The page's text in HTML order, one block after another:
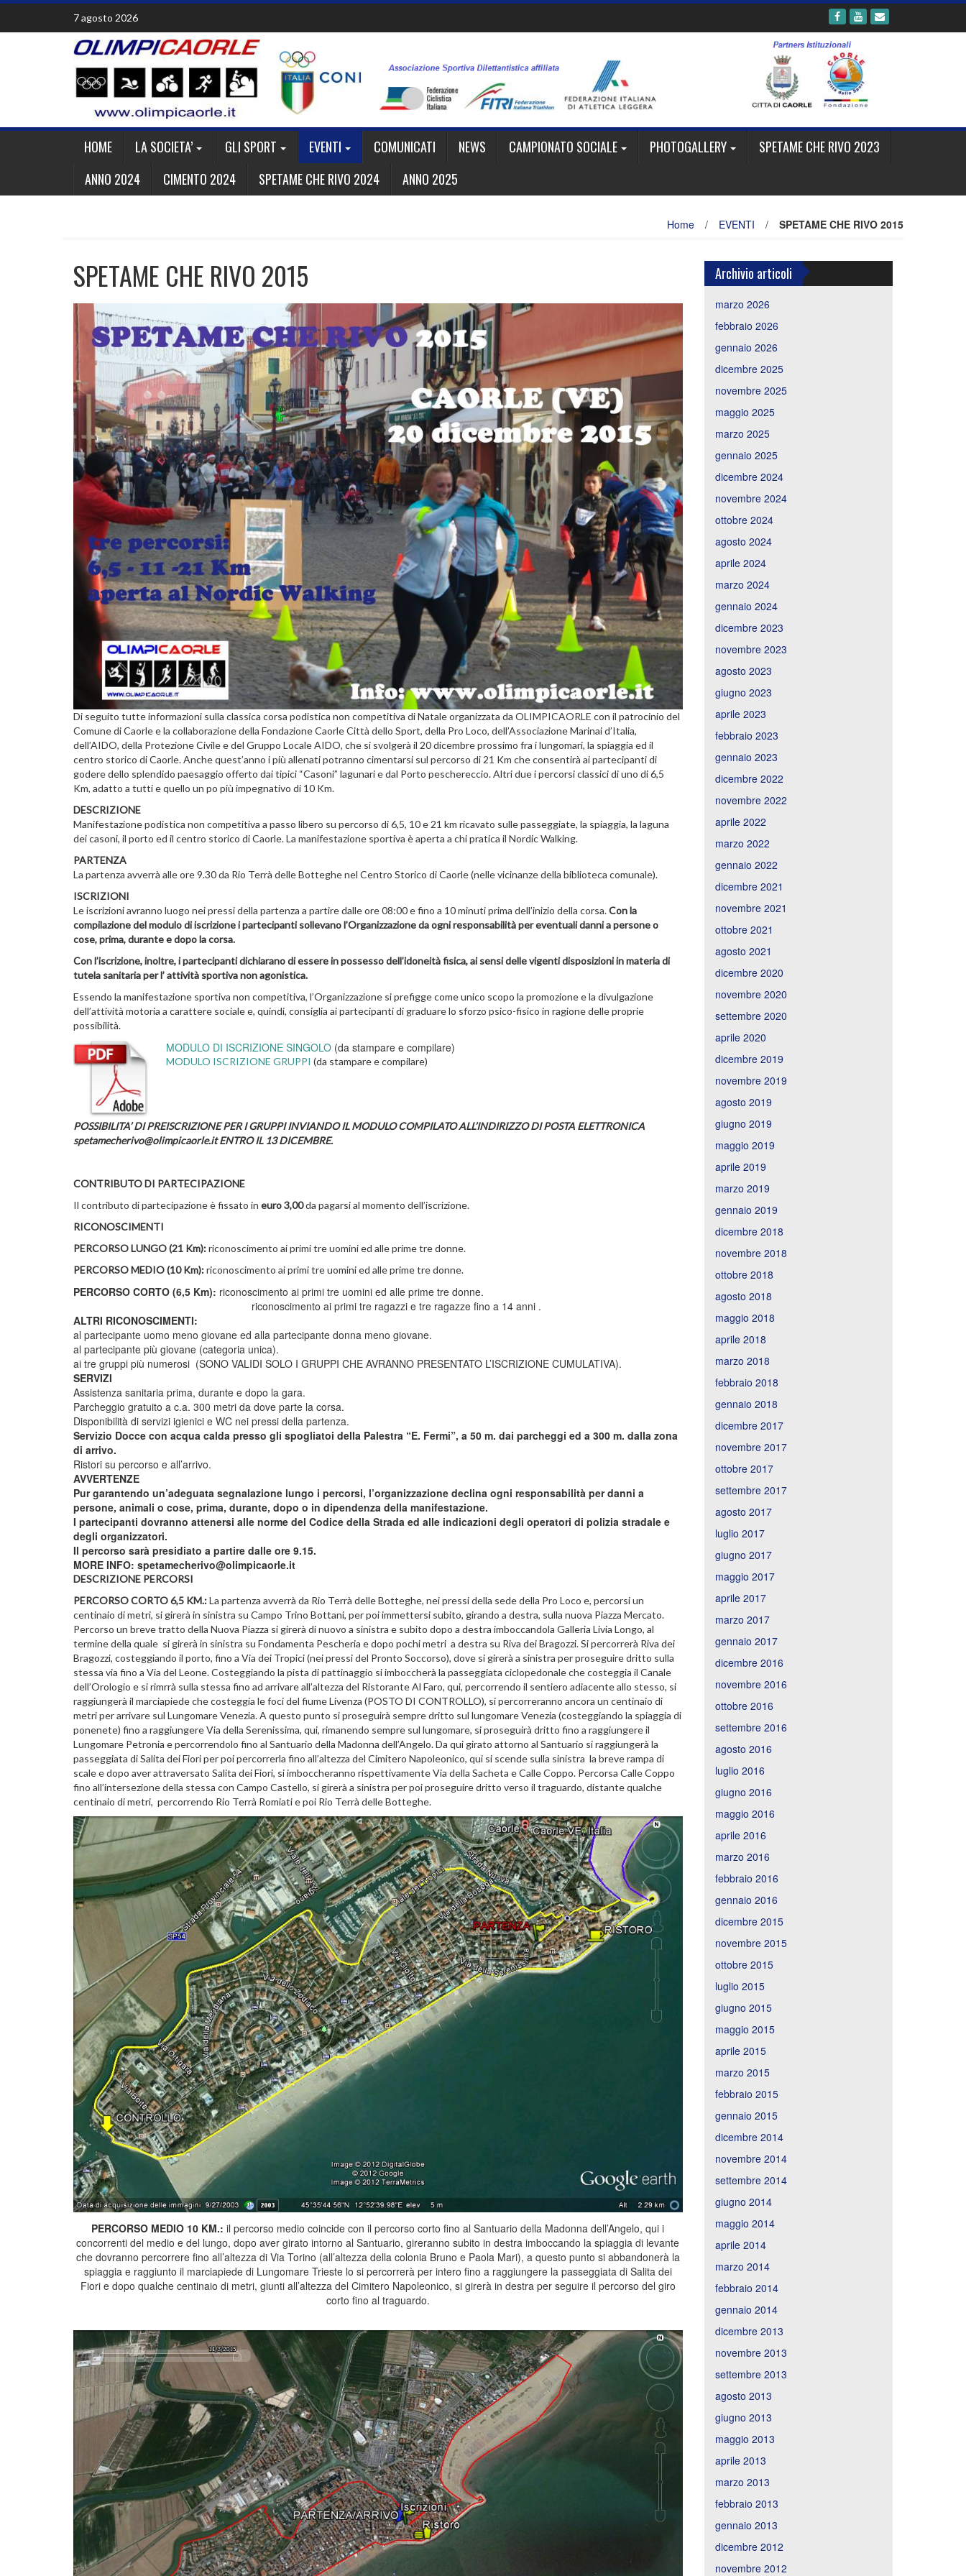
Skip
content
7 agosto 2026
HOME LA SOCIETA’ GLI SPORT EVENTI COMUNICATI NEWS CAMPIONATO SOCIALE PHOTOGALLERY
SPETAME CHE RIVO 2023
ANNO 2024
CIMENTO 2024 SPETAME CHE RIVO 2024 ANNO 2025
Home / EVENTI / SPETAME CHE RIVO 2015
SPETAME CHE RIVO 2015
Di seguito tutte informazioni sulla classica corsa podistica non competitiva di Natale organizzata da OLIMPICAORLE con il patrocinio del
Comune di Caorle e la collaborazione della Fondazione Caorle Città dello Sport, della Pro Loco, dell’Associazione Marinai d’Italia,
dell’AIDO, della Protezione Civile e del Gruppo Locale AIDO, che si svolgerà il 20 dicembre prossimo fra i lungomari, la spiaggia ed il
centro storico di Caorle. Anche quest’anno i più allenati potranno cimentarsi sul percorso di 21 Km che consentirà ai partecipanti di
godere dello splendido paesaggio offerto dai tipici “Casoni” lagunari e dal Porto peschereccio. Altri due i percorsi classici di uno di 6,5
Km, adatto a tutti e quello un po più impegnativo di 10 Km.
DESCRIZIONE
Manifestazione podistica non competitiva a passo libero su percorso di 6,5, 10 e 21 km ricavato sulle passeggiate, la spiaggia, la laguna
dei casoni, il porto ed il centro storico di Caorle. La manifestazione sportiva è aperta a chi pratica il Nordic Walking.
PARTENZA
La partenza avverrà alle ore 9.30 da Rio Terrà delle Botteghe nel Centro Storico di Caorle (nelle vicinanze della biblioteca comunale).
ISCRIZIONI
Le iscrizioni avranno luogo nei pressi della partenza a partire dalle ore 08:00 e fino a 10 minuti prima dell’inizio della corsa.Con la
compilazione del modulo di iscrizione i partecipanti sollevano l’Organizzazione da ogni responsabilità per eventuali danni a persone o
cose, prima, durante e dopo la corsa.
Con l’iscrizione, inoltre, i partecipanti dichiarano di essere in possesso dell’idoneità fisica, ai sensi delle vigenti disposizioni in materia di
tutela sanitaria per l’ attività sportiva non agonistica.
Essendo la manifestazione sportiva non competitiva, l’Organizzazione si prefigge come unico scopo la promozione e la divulgazione
dell’attività motoria a carattere sociale e, quindi, consiglia ai partecipanti di graduare lo sforzo psico-fisico in ragione delle proprie
possibilità.
MODULO DI ISCRIZIONE SINGOLO (da stampare e compilare)
MODULO ISCRIZIONE GRUPPI (da stampare e compilare)
POSSIBILITA’ DI PREISCRIZIONE PER I GRUPPI INVIANDO IL MODULO COMPILATO ALL’INDIRIZZO DI POSTA ELETTRONICA
spetamecherivo@olimpicaorle.it ENTRO IL 13 DICEMBRE.
CONTRIBUTO DI PARTECIPAZIONE
Il contributo di partecipazione è fissato in euro 3,00da pagarsi al momento dell’iscrizione.
RICONOSCIMENTI
PERCORSO LUNGO (21 Km):riconoscimento ai primi tre uomini ed alle prime tre donne.
PERCORSO MEDIO (10 Km):riconoscimento ai primi tre uomini ed alle prime tre donne.
PERCORSO CORTO (6,5 Km): riconoscimento ai primi tre uomini ed alle prime tre donne.
riconoscimento ai primi tre ragazzi e tre ragazze fino a 14 anni .
ALTRI RICONOSCIMENTI:
al partecipante uomo meno giovane ed alla partecipante donna meno giovane.
al partecipante più giovane (categoria unica).
ai tre gruppi più numerosi (SONO VALIDI SOLO I GRUPPI CHE AVRANNO PRESENTATO L’ISCRIZIONE CUMULATIVA).
SERVIZI
Assistenza sanitaria prima, durante e dopo la gara.
Parcheggio gratuito a c.a. 300 metri da dove parte la corsa.
Disponibilità di servizi igienici e WC nei pressi della partenza.
Servizio Docce con acqua calda presso gli spogliatoi della Palestra “E. Fermi”, a 50 m. dai parcheggi ed a 300 m. dalla zona
di arrivo.
Ristori su percorso e all’arrivo.
AVVERTENZE
Pur garantendo un’adeguata segnalazione lungo i percorsi, l’organizzazione declina ogni responsabilità per danni a
persone, animali o cose, prima, durante, dopo o in dipendenza della manifestazione.
I partecipanti dovranno attenersi alle norme del Codice della Strada ed alle indicazioni degli operatori di polizia stradale e
degli organizzatori.
Il percorso sarà presidiato a partire dalle ore 9.15.
MORE INFO: spetamecherivo@olimpicaorle.it
DESCRIZIONE PERCORSI
PERCORSO CORTO 6,5 KM.:La partenza avverrà da Rio Terrà delle Botteghe, nei pressi della sede della Pro Loco e, percorsi un
centinaio di metri, si girerà in sinistra su Campo Trino Bottani, per poi immettersi subito, girando a destra, sulla nuova Piazza Mercato.
Percorso un breve tratto della Nuova Piazza si girerà di nuovo a sinistra e subito dopo a destra imboccandola Galleria Livia Longo, al
termine della quale si girerà in sinistra su Fondamenta Pescheria e dopo pochi metri a destra su Riva dei Bragozzi. Si percorrerà Riva dei
Bragozzi, costeggiando il porto, fino a Via dei Tropici (nei pressi del Pronto Soccorso), dove si girerà a sinistra per proseguire dritto sulla
stessa via fino a Via del Leone. Costeggiando la pista di pattinaggio si imboccherà la passeggiata ciclopedonale che costeggia il Canale
dell’Orologio e si rimrrà sulla stessa fino ad arrivare all’altezza del Ristorante Al Faro, qui, percorrendo il sentiero adiacente allo stesso, si
raggiungerà il marciapiede che costeggia le foci del fiume Livenza (POSTO DI CONTROLLO), si percorreranno ancora un centinaio di
metri per arrivare sul Lungomare Venezia. A questo punto si proseguirà sempre dritto sul lungomare Venezia (costeggiando la spiaggia di
ponenete) fino a raggiungere Via della Serenissima, qui, rimanendo sempre sul lungomare, si proseguirà dritto fino a raggiungere il
Lungomare Petronia e percorrendolo fino al Santuario della Madonna dell’Angelo. Da qui girato attorno al Santuario si raggiungerà la
passeggiata di Salita dei Fiori per poi percorrerla fino all’altezza del Cimitero Napoleonico, qui si scende sulla sinistra la breve rampa di
scale e dopo aver attraversato Salita dei Fiori, si imboccheranno rispettivamente Via della Sacheta e Calle Coppo. Percorsa Calle Coppo
fino all’intersezione della stessa con Campo Castello, si girerà a sinistra per poi proseguire dritto verso il traguardo, distante qualche
centinaio di metri, percorrendo Rio Terrà Romiati e poi Rio Terrà delle Botteghe.
PERCORSO MEDIO 10 KM.: il percorso medio coincide con il percorso corto fino al Santuario della Madonna dell’Angelo, qui i
concorrenti del medio e del lungo, dopo aver girato intorno al Santuario, gireranno subito in destra imboccando la spiaggia di levante
che dovranno percorrere fino all’altezza di Via Torino (all’altezza della colonia Bruno e Paola Mari), a questo punto si abbandonerà la
spiaggia e raggiunto il marciapiede di Lungomare Trieste lo si percorrerà per intero fino a raggiungere la passeggiata di Salita dei
Fiori e dopo qualche centinaio di metri, giunti all’altezza del Cimitero Napoleonico, si girerà in destra per seguire il percorso del giro
corto fino al traguardo.
Archivio articoli
marzo 2026
febbraio 2026
gennaio 2026
dicembre 2025
novembre 2025
maggio 2025
marzo 2025
gennaio 2025
dicembre 2024
novembre 2024
ottobre 2024
agosto 2024
aprile 2024
marzo 2024
gennaio 2024
dicembre 2023
novembre 2023
agosto 2023
giugno 2023
aprile 2023
febbraio 2023
gennaio 2023
dicembre 2022
novembre 2022
aprile 2022
marzo 2022
gennaio 2022
dicembre 2021
novembre 2021
ottobre 2021
agosto 2021
dicembre 2020
novembre 2020
settembre 2020
aprile 2020
dicembre 2019
novembre 2019
agosto 2019
giugno 2019
maggio 2019
aprile 2019
marzo 2019
gennaio 2019
dicembre 2018
novembre 2018
ottobre 2018
agosto 2018
maggio 2018
aprile 2018
marzo 2018
febbraio 2018
gennaio 2018
dicembre 2017
novembre 2017
ottobre 2017
settembre 2017
agosto 2017
luglio 2017
giugno 2017
maggio 2017
aprile 2017
marzo 2017
gennaio 2017
dicembre 2016
novembre 2016
ottobre 2016
settembre 2016
agosto 2016
luglio 2016
giugno 2016
maggio 2016
aprile 2016
marzo 2016
febbraio 2016
gennaio 2016
dicembre 2015
novembre 2015
ottobre 2015
luglio 2015
giugno 2015
maggio 2015
aprile 2015
marzo 2015
febbraio 2015
gennaio 2015
dicembre 2014
novembre 2014
settembre 2014
giugno 2014
maggio 2014
aprile 2014
marzo 2014
febbraio 2014
gennaio 2014
dicembre 2013
novembre 2013
settembre 2013
agosto 2013
giugno 2013
maggio 2013
aprile 2013
marzo 2013
febbraio 2013
gennaio 2013
dicembre 2012
novembre 2012